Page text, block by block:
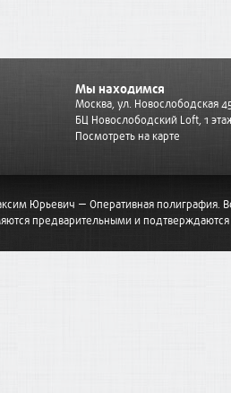
Мы находимся
Москва, ул. Новослободская
БЦ Новослободский Loft, 1
Посмотреть на карте
Юрьевич — Оперативная полиграфия.
предварительными и